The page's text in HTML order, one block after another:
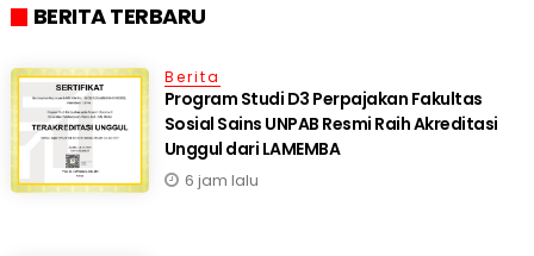
BERITA TERBARU
Berita
Program Studi D3 Perpajakan Fakultas
Sosial Sains UNPAB Resmi Raih Akreditasi
Unggul dari LAMEMBA
6 jam lalu